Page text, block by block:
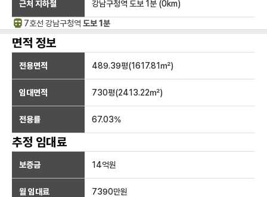
근처 지하철 강남구청역 도보 1분 (0km)
7호선 강남구청역 도보 1분
면적 정보
전용면적 489.39평(1617.81㎡)
임대면적 730평(2413.22㎡)
전용률 67.03%
추정 임대료
보증금 14억원
월 임대료 7390만원